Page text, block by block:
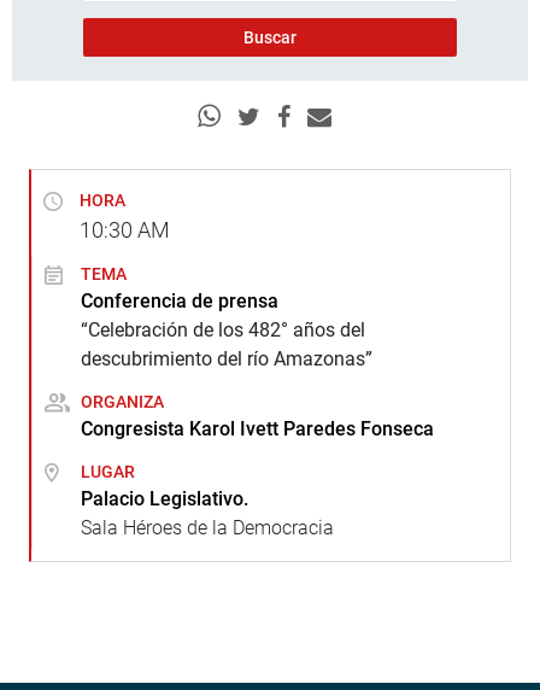
HORA
10:30 AM
TEMA
Conferencia de prensa
“Celebración de los 482° años del
descubrimiento del río Amazonas”
ORGANIZA
Congresista Karol Ivett Paredes Fonseca
LUGAR
Palacio Legislativo.
Sala Héroes de la Democracia